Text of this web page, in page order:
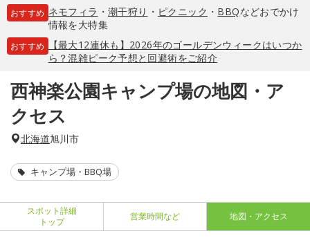
おすすめ ネモフィラ ・ 潮干狩り ・ ピクニック ・ BBQなどおでかけ
情報を大特集
おすすめ
【最大12連休も】2026年のゴールデンウィークはいつか
ら？混雑ピーク予想と回避術をご紹介
西神楽公園キャンプ場の地図・ア
クセス
北海道旭川市
キャンプ場・BBQ場
スポット詳細
トップ
営業時間など 地図・アクセス